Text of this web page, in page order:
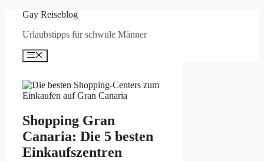
springen
Gay Reiseblog
Urlaubstipps für schwule Männer
Menü
Shopping Gran
Canaria: Die 5 besten
Einkaufszentren